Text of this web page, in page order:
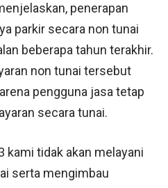
penerapan
parkir secara non tunai
beberapa tahun terakhir.
non tunai tersebut
pengguna jasa tetap
secara tunai.
kami tidak akan melayani
serta mengimbau